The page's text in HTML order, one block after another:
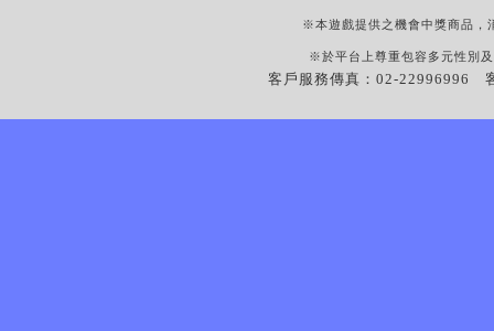
※本遊戲提供之機會中獎商品，
※於平台上尊重包容多元性別
客戶服務傳真：02-22996996